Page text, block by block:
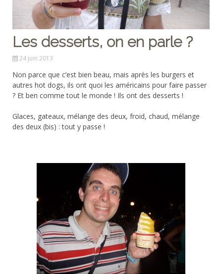
Les desserts, on en parle ?
24 juin 2013
Non parce que c’est bien beau, mais après les burgers et
autres hot dogs, ils ont quoi les américains pour faire passer
? Et ben comme tout le monde ! Ils ont des desserts !
Glaces, gateaux, mélange des deux, froid, chaud, mélange
des deux (bis) : tout y passe !